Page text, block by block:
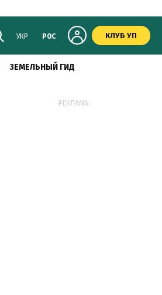
УКР РОС КЛУБ УП
ЗЕМЕЛЬНЫЙ ГИД
РЕКЛАМА: